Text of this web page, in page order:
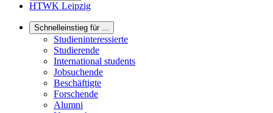
HTWK Leipzig
Schnelleinstieg für ...
Studieninteressierte
Studierende
International students
Jobsuchende
Beschäftigte
Forschende
Alumni